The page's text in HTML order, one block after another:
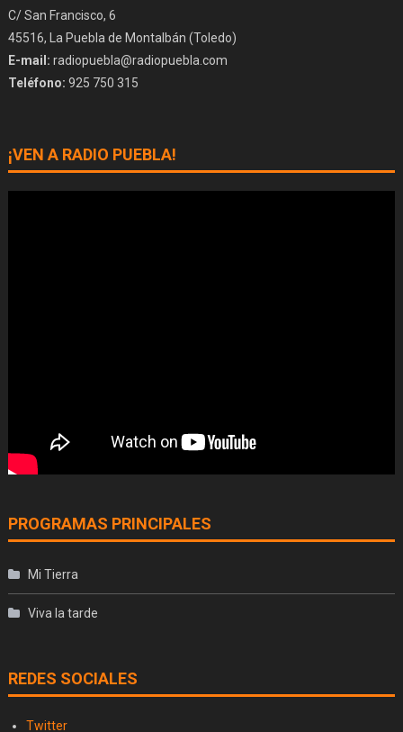
C/ San Francisco, 6
45516, La Puebla de Montalbán (Toledo)
E-mail: radiopuebla@radiopuebla.com
Teléfono: 925 750 315
¡VEN A RADIO PUEBLA!
PROGRAMAS PRINCIPALES
Mi Tierra
Viva la tarde
REDES SOCIALES
Twitter